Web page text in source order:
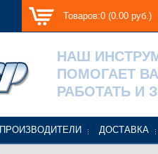
Товаров:0 (0.00 руб.)
НАШ
ПОМОГАЕТ
РАБОТАТЬ И
ПРОИЗВОДИТЕЛИ ДОСТАВКА